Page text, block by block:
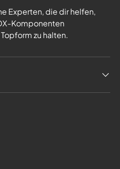
Experten, die dir helfen,
Komponenten
zu halten.